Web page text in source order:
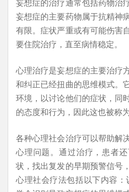
妄想症的主要药物属于抗精神
有限。症状严重或有可能伤害
要住院治疗，直至病情稳定。
心理治疗是妄想症的主要治疗
和纠正已经扭曲的思维模式。
环境，以讨论他们的症状，同
的态度和行为，因此这也被称为
各种心理社会治疗可以帮助解
心理问题。通过治疗，患者
状，找出复发的早期预警信号
心理社会疗法包括以下内容